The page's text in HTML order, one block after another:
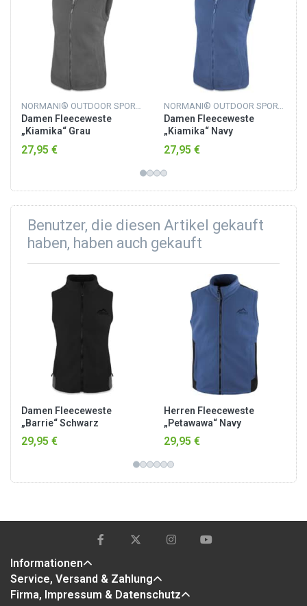
NORMANI® OUTDOOR SPORTS
Damen Fleeceweste
„Kiamika“ Grau
27,95 €
NORMANI® OUTDOOR SPORTS
Damen Fleeceweste
„Kiamika“ Navy
27,95 €
Benutzer, die diesen Artikel gekauft
haben, haben auch gekauft
Damen Fleeceweste
„Barrie“ Schwarz
29,95 €
Herren Fleeceweste
„Petawawa“ Navy
29,95 €
Informationen
Service, Versand & Zahlung
Firma, Impressum & Datenschutz